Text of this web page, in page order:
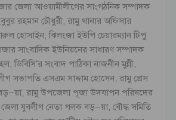
জেলা আওয়ামীলীগের সাংগঠনিক সম্পাদক
রহমান চৌধুরী, রামু থানার অফিসার
হোসাইন, ঝিলংজা ইউপি চেয়ারম্যান টিপু
সাংবাদিক ইউনিয়নের সাধারণ সম্পাদক
ডিবিসি’র সংবাদ পাঠিকা নাজনীন মুন্নী,
সভাপতি এসএম সাদ্দাম হোসেন, রামু প্রেস
বড়–য়া, রামু উপজেলা পূজা উদযাপন পরিষদের
যুবলীগ নেতা পলক বড়–য়া, বৌদ্ধ সমিতি